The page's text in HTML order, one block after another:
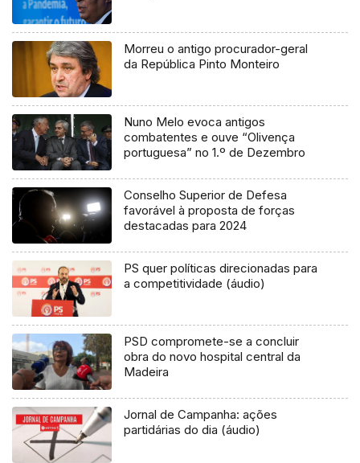
Morreu o antigo procurador-geral
da República Pinto Monteiro
Nuno Melo evoca antigos
combatentes e ouve “Olivença
portuguesa” no 1.º de Dezembro
Conselho Superior de Defesa
favorável à proposta de forças
destacadas para 2024
PS quer políticas direcionadas para
a competitividade (áudio)
PSD compromete-se a concluir
obra do novo hospital central da
Madeira
Jornal de Campanha: ações
partidárias do dia (áudio)